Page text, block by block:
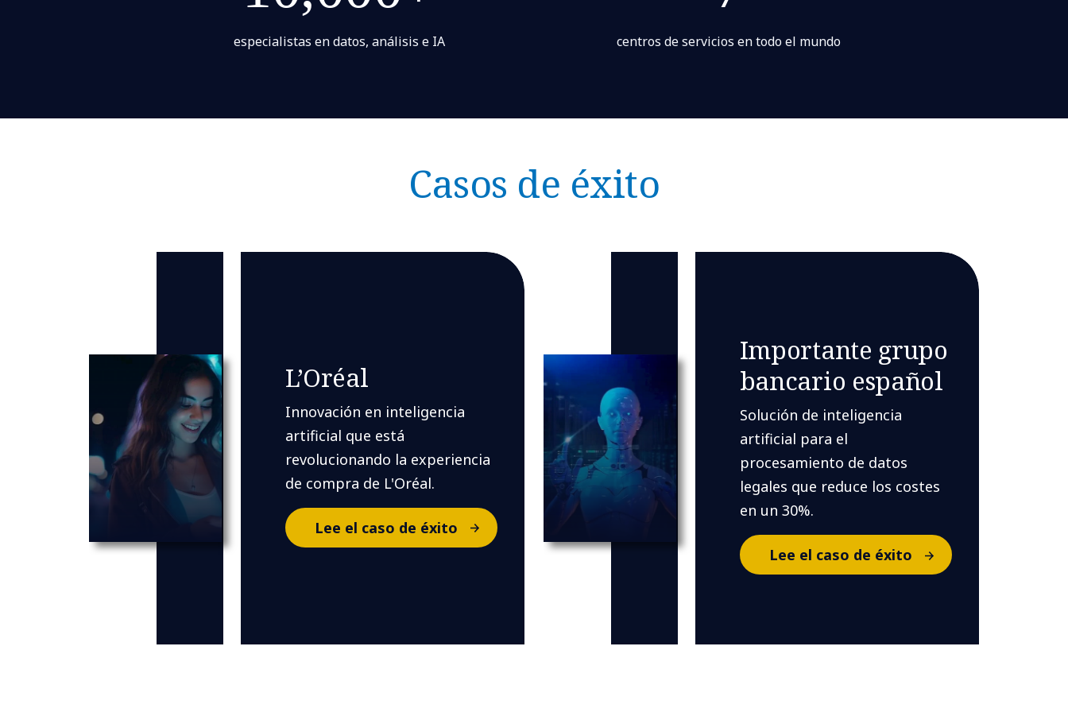
especialistas en datos, análisis e IA centros de servicios en todo el mundo
Casos de éxito
L’Oréal
Innovación en inteligencia
artificial que está
revolucionando la experiencia
de compra de L'Oréal.
Lee el caso de éxito
Importante grupo
bancario español
Solución de inteligencia
artificial para el
procesamiento de datos
legales que reduce los costes
en un 30%.
Lee el caso de éxito